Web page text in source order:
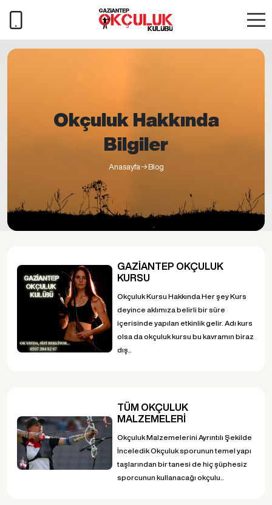
Okçuluk Hakkında
Bilgiler
Anasayfa Blog
GAZİANTEP OKÇULUK
KURSU
Okçuluk Kursu Hakkında Her şey Kurs
deyince aklımıza belirli bir süre
içerisinde yapılan etkinlik gelir. Adı kurs
olsa da okçuluk kursu bu kavramın biraz
dış..
TÜM OKÇULUK
MALZEMELERİ
Okçuluk Malzemelerini Ayrıntılı Şekilde
İnceledik Okçuluk sporunun temel yapı
taşlarından bir tanesi de hiç şüphesiz
sporcunun kullanacağı okçulu..